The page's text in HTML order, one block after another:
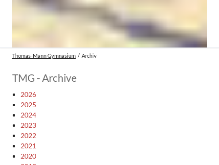
Thomas-Mann Gymnasium Archiv
TMG - Archive
2026
2025
2024
2023
2022
2021
2020